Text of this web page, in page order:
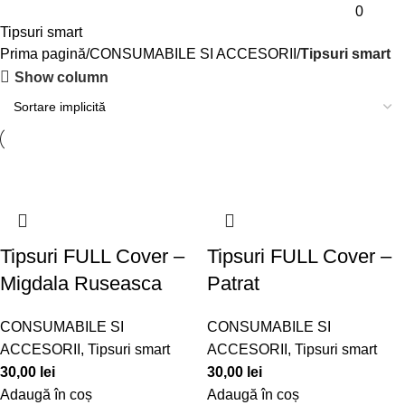
0
Tipsuri smart
Prima pagină CONSUMABILE SI ACCESORII
Tipsuri smart
Show column
Tipsuri FULL Cover –
Migdala Ruseasca
CONSUMABILE SI
ACCESORII , Tipsuri smart
30,00 lei
Adaugă în coș
Tipsuri FULL Cover –
Patrat
CONSUMABILE SI
ACCESORII , Tipsuri smart
30,00 lei
Adaugă în coș